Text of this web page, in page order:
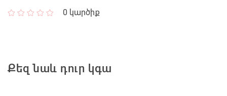
0 կարծիք
Քեզ նաև դուր կգա